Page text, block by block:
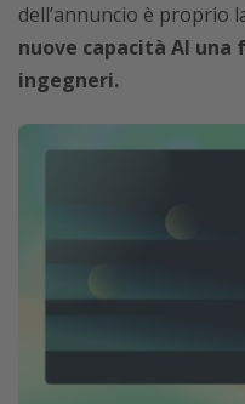
dell’annuncio è proprio
nuove capacità AI una
ingegneri.